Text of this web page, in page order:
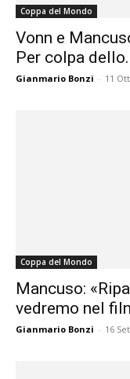
Coppa del Mondo
Vonn e
Per colpa
Gianmario Bonzi - 11
Coppa del Mondo
Mancuso:
vedremo nel
Gianmario Bonzi - 16